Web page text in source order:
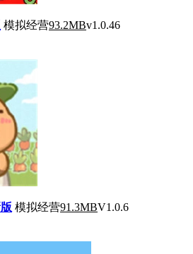
模拟经营93.2MBv1.0.46
模拟经营91.3MBV1.0.6